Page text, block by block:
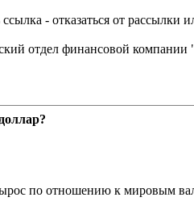
- отказаться от рассылки
отдел финансовой
по отношению к мировым